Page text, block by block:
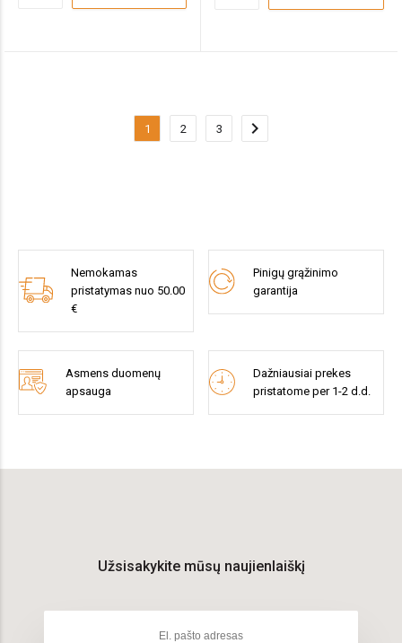
1 2 3 chevron_right
Nemokamas
pristatymas nuo 50.00
€
Pinigų grąžinimo
garantija
Asmens duomenų
apsauga
Dažniausiai prekes
pristatome per 1-2 d.d.
Užsisakykite mūsų naujienlaiškį